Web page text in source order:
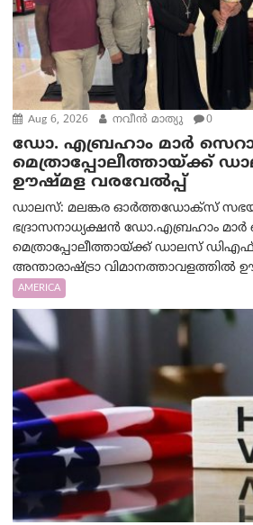
Aug 6, 2026 നവീൻ മാത്യു 0
ഡോ. എബ്രഹാം മാർ
മെത്രാപ്പോലീത്തായ്ക്ക്
ഊഷ്മള വരവേൽപ്പ്
ഡാലസ്: മലങ്കര ഓർത്തഡോക്സ്
ഭദ്രാസനാധ്യക്ഷൻ ഡോ.എബ്രഹാം മാർ
മെത്രാപ്പോലീത്തായ്ക്ക് ഡാലസ്
അന്താരാഷ്ട്രാ വിമാനത്താവളത്തിൽ
AMERICA